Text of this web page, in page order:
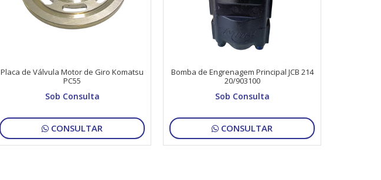
Placa de Válvula Motor de Giro Komatsu
PC55
Sob Consulta
CONSULTAR
Bomba de Engrenagem Principal JCB 214
20/903100
Sob Consulta
CONSULTAR